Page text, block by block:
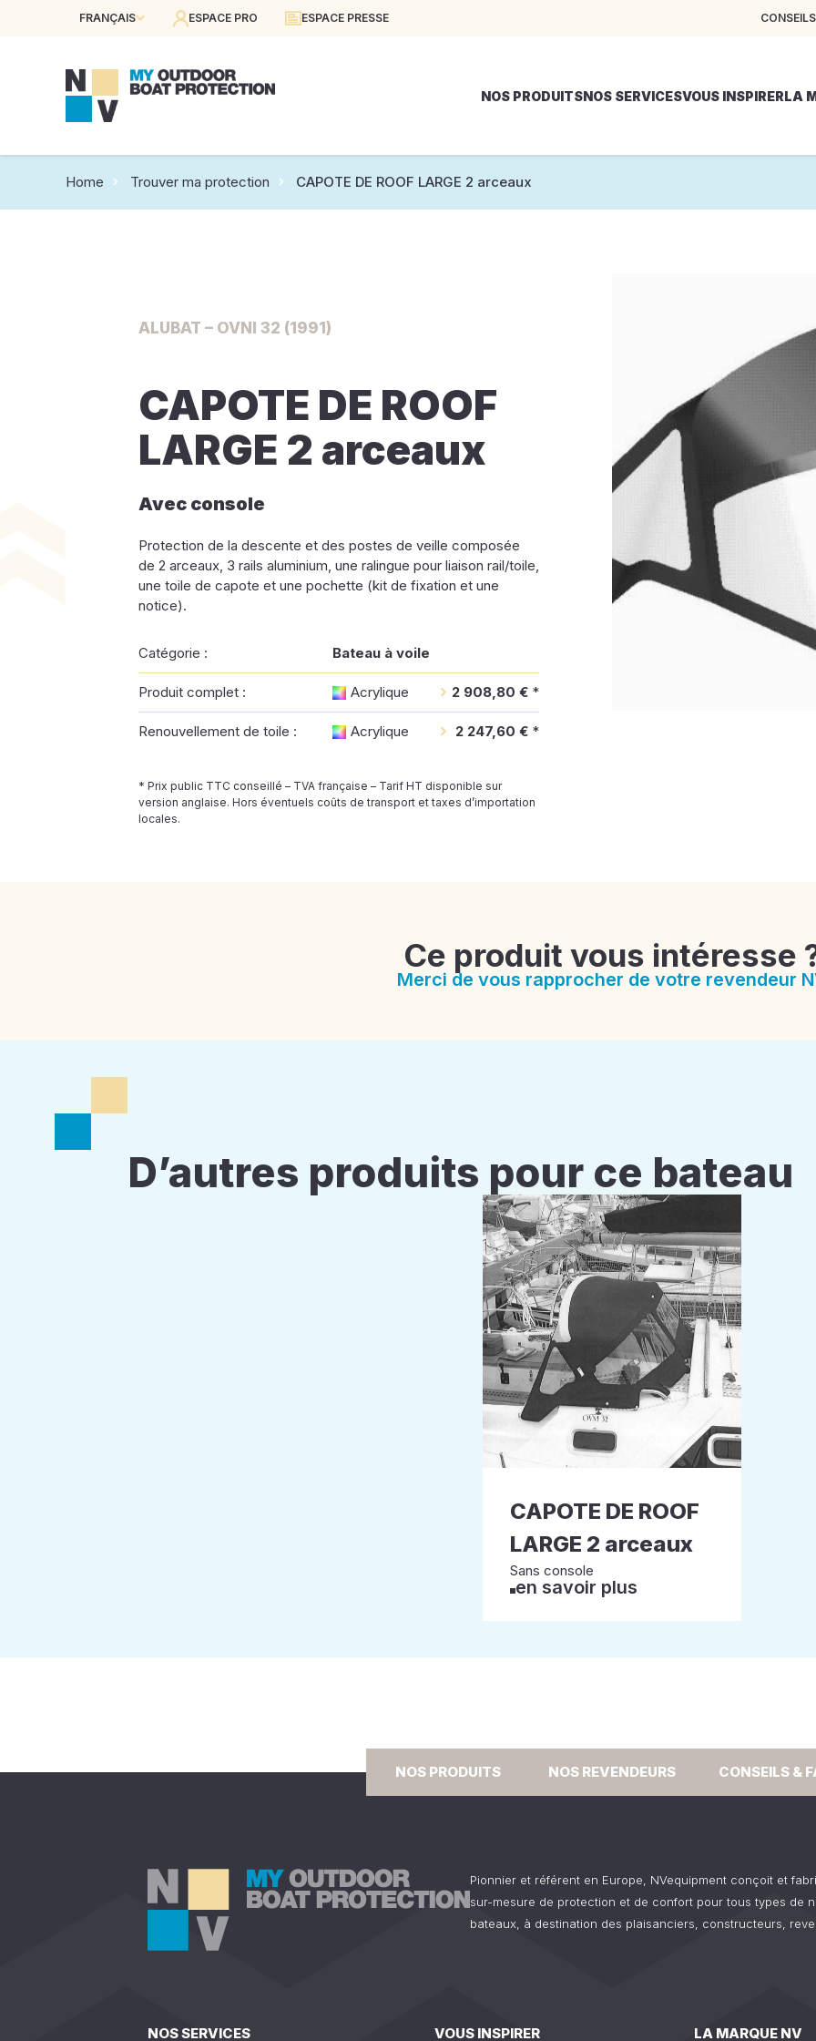
FRANÇAIS ESPACE PRO ESPACE PRESSE
NOS PRODUITSNOS SERVICESVOUS INSPIRERLA
Home Trouver ma protection CAPOTE DE ROOF LARGE 2 arceaux
ALUBAT – OVNI 32 (1991)
CAPOTE DE ROOF
LARGE 2 arceaux
Avec console
Protection de la descente et des postes de veille composée
de 2 arceaux, 3 rails aluminium, une ralingue pour liaison rail/toile,
une toile de capote et une pochette (kit de fixation et une
notice).
Catégorie : Bateau à voile
Produit complet : Acrylique 2 908,80 € *
Renouvellement de toile : Acrylique 2 247,60 € *
* Prix public TTC conseillé – TVA française – Tarif HT disponible sur
version anglaise. Hors éventuels coûts de transport et taxes d’importation
locales.
Ce produit vous intéresse
Merci de vous rapprocher de votre revendeur
D’autres produits pour ce bateau
CAPOTE DE ROOF
LARGE 2 arceaux
Sans console
en savoir plus
NOS PRODUITS NOS REVENDEURS CONSEILS &
Pionnier et référent en Europe, NVequipment conçoit et
sur-mesure de protection et de confort pour tous types de
bateaux, à destination des plaisanciers, constructeurs,
NOS SERVICES VOUS INSPIRER LA MARQUE NV